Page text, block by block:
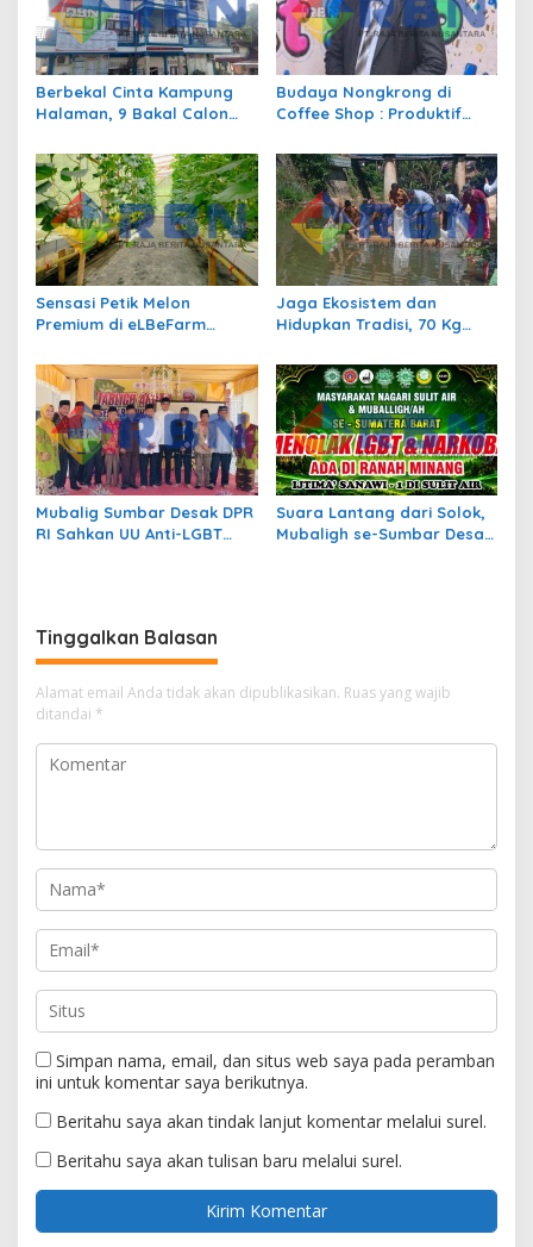
o
s
Berbekal Cinta Kampung
Halaman, 9 Bakal Calon
Sulit Air
Budaya Nongkrong di
Coffee Shop : Produktif
Sensasi Petik Melon
Premium di eLBeFarm
Baru yang Wajib Dikunjungi
Jaga Ekosistem dan
Hidupkan Tradisi, 70 Kg
Nagari Sulit Air
Mubalig Sumbar Desak DPR
RI Sahkan UU Anti-LGBT
Suara Lantang dari Solok,
Mubaligh se-Sumbar Desak
Tinggalkan Balasan
Alamat email Anda tidak akan dipublikasikan. Ruas yang wajib
ditandai *
Simpan nama, email, dan situs web saya pada peramban
ini untuk komentar saya berikutnya.
Beritahu saya akan tindak lanjut komentar melalui surel.
Beritahu saya akan tulisan baru melalui surel.